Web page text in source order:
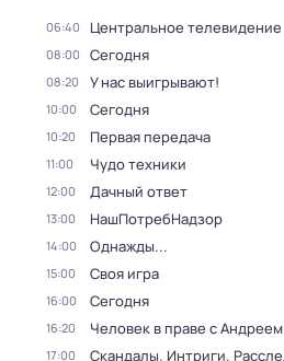
06:40 Центральное телевидение
08:00 Сегодня
08:20 У нас выигрывают!
10:00 Сегодня
10:20 Первая передача
11:00 Чудо техники
12:00 Дачный ответ
13:00 НашПотребНадзор
14:00 Однажды...
15:00 Своя игра
16:00 Сегодня
16:20 Человек в праве с
17:00 Скандалы. Интриги.